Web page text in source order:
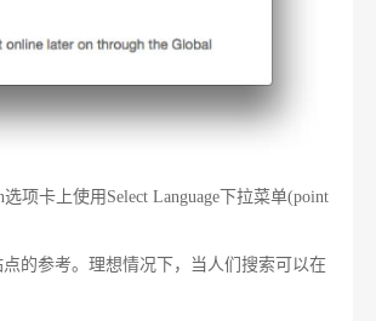
项卡上使用Select Language下拉菜单(point
的参考。理想情况下，当人们搜索可以在